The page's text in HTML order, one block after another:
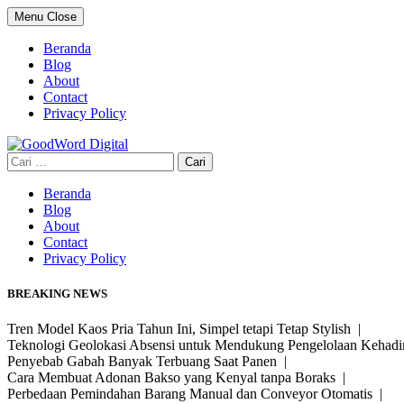
Skip
to
content
Menu Close
Beranda
Blog
About
Contact
Privacy Policy
Cari
untuk:
Beranda
Blog
About
Contact
Privacy Policy
BREAKING NEWS
Tren Model Kaos Pria Tahun Ini, Simpel tetapi Tetap Stylish |
Teknologi Geolokasi Absensi untuk Mendukung Pengelolaan
Penyebab Gabah Banyak Terbuang Saat Panen |
Cara Membuat Adonan Bakso yang Kenyal tanpa Boraks |
Perbedaan Pemindahan Barang Manual dan Conveyor Otomatis |